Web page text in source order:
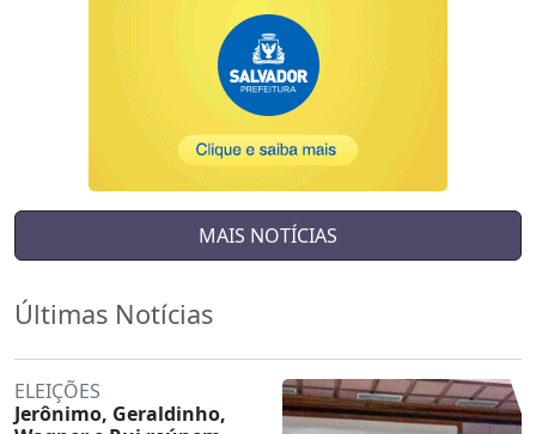
MAIS NOTÍCIAS
Últimas Notícias
ELEIÇÕES
Jerônimo, Geraldinho,